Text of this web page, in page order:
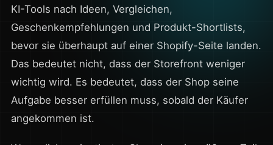
KI-Tools nach Ideen, Vergleichen,
Geschenkempfehlungen und Produkt-Shortlists,
bevor sie überhaupt auf einer Shopify-Seite landen.
Das bedeutet nicht, dass der Storefront weniger
wichtig wird. Es bedeutet, dass der Shop seine
Aufgabe besser erfüllen muss, sobald der Käufer
angekommen ist.